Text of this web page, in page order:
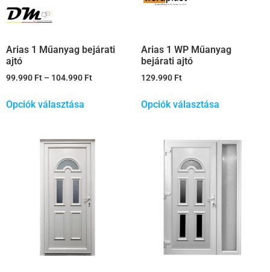
Arias 1 Műanyag bejárati
ajtó
99.990 Ft – 104.990 Ft
Opciók választása
Arias 1 WP Műanyag
bejárati ajtó
129.990 Ft
Opciók választása